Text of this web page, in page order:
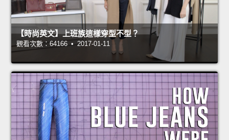
【時尚英文】上班族這樣穿型不型？
觀看次數：64166 • 2017-01-11